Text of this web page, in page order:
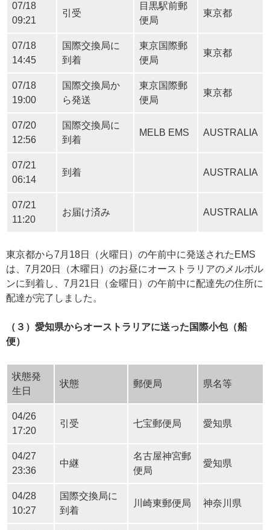
07/18
09:21
引受
目黒駅前郵
便局
東京都
07/18
14:45
国際交換局に
到着
東京国際郵
便局
東京都
07/18
19:00
国際交換局か
ら発送
東京国際郵
便局
東京都
07/20
12:56
国際交換局に
到着
MELB EMS AUSTRALIA
07/21
06:14
到着 AUSTRALIA
07/21
11:20
お届け済み AUSTRALIA
東京都から7月18日（火曜日）の午前中に発送されたEMS
は、7月20日（木曜日）のお昼にオーストラリアのメルボル
ンに到着し、7月21日（金曜日）の午前中に配達先の住所に
配達が完了しました。
（３）愛知県からオーストラリアに送った国際小包（船
便）
状態発
生日
状態 郵便局 県名等
04/26
17:20
引受 七宝郵便局 愛知県
04/27
23:36
中継
名古屋神宮郵
便局
愛知県
04/28
10:27
国際交換局に
到着
川崎東郵便局 神奈川県